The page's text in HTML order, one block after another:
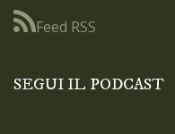
Feed RSS
SEGUI IL PODCAST